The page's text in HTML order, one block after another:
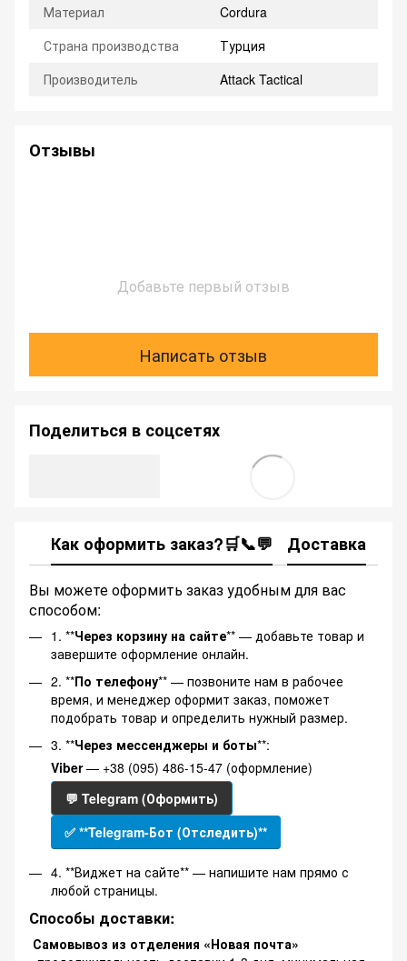
Материал
Cordura
Страна производства
Турция
Производитель
Attack Tactical
Отзывы
Добавьте первый отзыв
Написать отзыв
Поделиться в соцсетях
Как оформить заказ?🛒📞💬 Доставка
Вы можете оформить заказ удобным для вас
способом:
1. **Через корзину на сайте** — добавьте товар и
завершите оформление онлайн.
2. **По телефону** — позвоните нам в рабочее
время, и менеджер оформит заказ, поможет
подобрать товар и определить нужный размер.
3. **Через мессенджеры и боты**:
Viber— +38 (095) 486-15-47 (оформление)
💬 Telegram (Оформить)
✅ **Telegram-Бот (Отследить)**
4. **Виджет на сайте** — напишите нам прямо с
любой страницы.
Способы доставки:
Самовывоз из отделения «Новая почта»